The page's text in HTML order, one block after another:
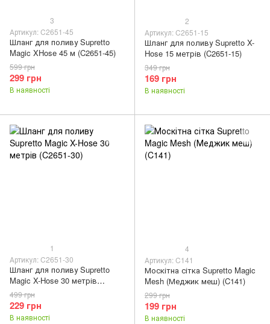
3
Артикул: C2651-45
Шланг для поливу Supretto
Magic XHose 45 м (C2651-45)
299 грн
599 грн
В наявності
2
Артикул: C2651-15
Шланг для поливу Supretto X-
Hose 15 метрів (C2651-15)
169 грн
349 грн
В наявності
1
Артикул: C2651-30
Шланг для поливу Supretto
Magic X-Hose 30 метрів
(C2651-30)
229 грн
499 грн
В наявності
4
Артикул: C141
Москітна сітка Supretto Magic
Mesh (Меджик меш) (C141)
199 грн
299 грн
В наявності